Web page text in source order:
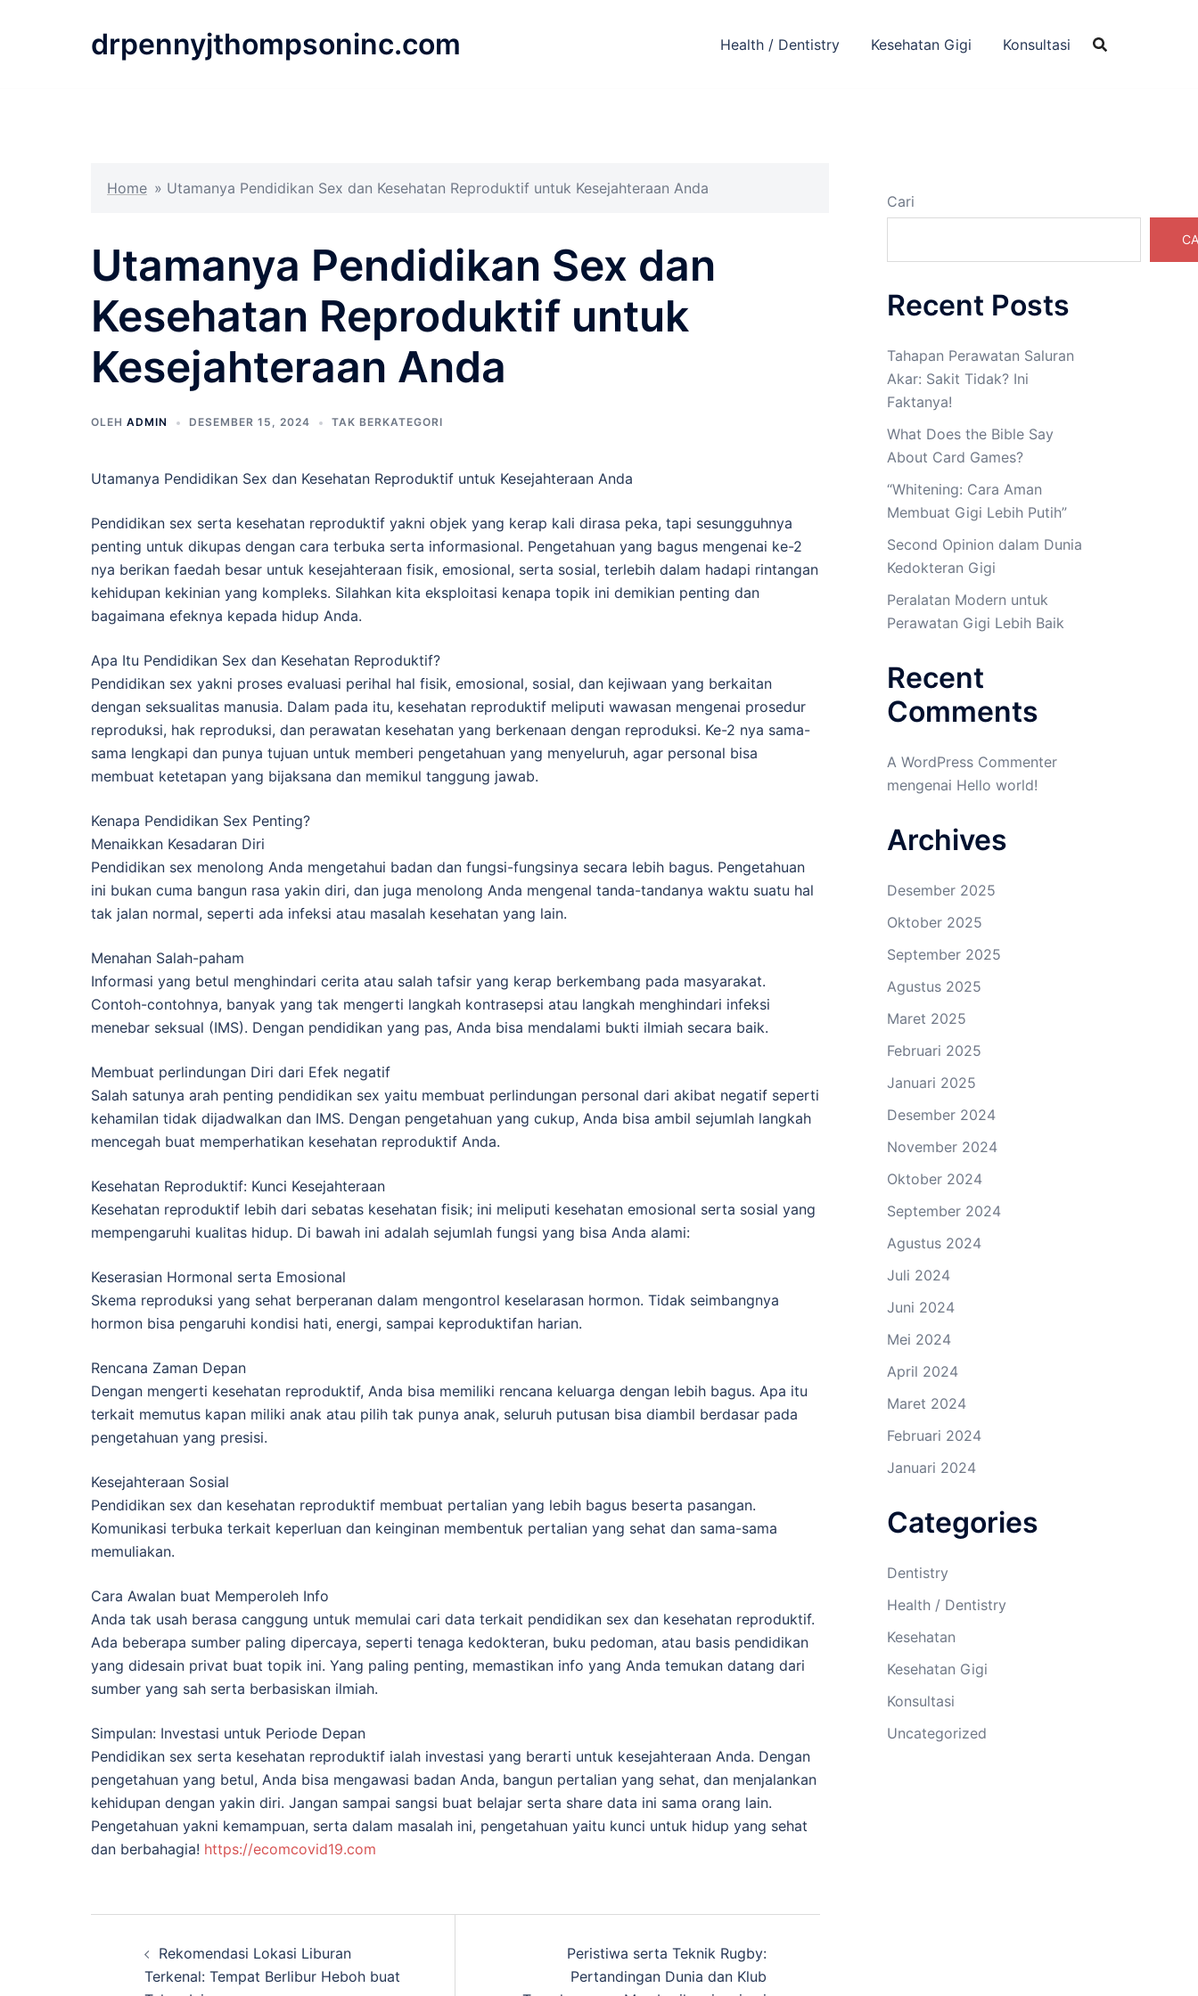
drpennyjthompsoninc.com Health / Dentistry Kesehatan Gigi Konsultasi
Home » Utamanya Pendidikan Sex dan Kesehatan Reproduktif untuk Kesejahteraan Anda
Utamanya Pendidikan Sex dan
Kesehatan Reproduktif untuk
Kesejahteraan Anda
OLEH ADMIN DESEMBER 15, 2024 TAK BERKATEGORI
Utamanya Pendidikan Sex dan Kesehatan Reproduktif untuk Kesejahteraan Anda
Pendidikan sex serta kesehatan reproduktif yakni objek yang kerap kali dirasa peka, tapi sesungguhnya
penting untuk dikupas dengan cara terbuka serta informasional. Pengetahuan yang bagus mengenai ke-2
nya berikan faedah besar untuk kesejahteraan fisik, emosional, serta sosial, terlebih dalam hadapi rintangan
kehidupan kekinian yang kompleks. Silahkan kita eksploitasi kenapa topik ini demikian penting dan
bagaimana efeknya kepada hidup Anda.
Apa Itu Pendidikan Sex dan Kesehatan Reproduktif?
Pendidikan sex yakni proses evaluasi perihal hal fisik, emosional, sosial, dan kejiwaan yang berkaitan
dengan seksualitas manusia. Dalam pada itu, kesehatan reproduktif meliputi wawasan mengenai prosedur
reproduksi, hak reproduksi, dan perawatan kesehatan yang berkenaan dengan reproduksi. Ke-2 nya sama-
sama lengkapi dan punya tujuan untuk memberi pengetahuan yang menyeluruh, agar personal bisa
membuat ketetapan yang bijaksana dan memikul tanggung jawab.
Kenapa Pendidikan Sex Penting?
Menaikkan Kesadaran Diri
Pendidikan sex menolong Anda mengetahui badan dan fungsi-fungsinya secara lebih bagus. Pengetahuan
ini bukan cuma bangun rasa yakin diri, dan juga menolong Anda mengenal tanda-tandanya waktu suatu hal
tak jalan normal, seperti ada infeksi atau masalah kesehatan yang lain.
Menahan Salah-paham
Informasi yang betul menghindari cerita atau salah tafsir yang kerap berkembang pada masyarakat.
Contoh-contohnya, banyak yang tak mengerti langkah kontrasepsi atau langkah menghindari infeksi
menebar seksual (IMS). Dengan pendidikan yang pas, Anda bisa mendalami bukti ilmiah secara baik.
Membuat perlindungan Diri dari Efek negatif
Salah satunya arah penting pendidikan sex yaitu membuat perlindungan personal dari akibat negatif seperti
kehamilan tidak dijadwalkan dan IMS. Dengan pengetahuan yang cukup, Anda bisa ambil sejumlah langkah
mencegah buat memperhatikan kesehatan reproduktif Anda.
Kesehatan Reproduktif: Kunci Kesejahteraan
Kesehatan reproduktif lebih dari sebatas kesehatan fisik; ini meliputi kesehatan emosional serta sosial yang
mempengaruhi kualitas hidup. Di bawah ini adalah sejumlah fungsi yang bisa Anda alami:
Keserasian Hormonal serta Emosional
Skema reproduksi yang sehat berperanan dalam mengontrol keselarasan hormon. Tidak seimbangnya
hormon bisa pengaruhi kondisi hati, energi, sampai keproduktifan harian.
Rencana Zaman Depan
Dengan mengerti kesehatan reproduktif, Anda bisa memiliki rencana keluarga dengan lebih bagus. Apa itu
terkait memutus kapan miliki anak atau pilih tak punya anak, seluruh putusan bisa diambil berdasar pada
pengetahuan yang presisi.
Kesejahteraan Sosial
Pendidikan sex dan kesehatan reproduktif membuat pertalian yang lebih bagus beserta pasangan.
Komunikasi terbuka terkait keperluan dan keinginan membentuk pertalian yang sehat dan sama-sama
memuliakan.
Cara Awalan buat Memperoleh Info
Anda tak usah berasa canggung untuk memulai cari data terkait pendidikan sex dan kesehatan reproduktif.
Ada beberapa sumber paling dipercaya, seperti tenaga kedokteran, buku pedoman, atau basis pendidikan
yang didesain privat buat topik ini. Yang paling penting, memastikan info yang Anda temukan datang dari
sumber yang sah serta berbasiskan ilmiah.
Simpulan: Investasi untuk Periode Depan
Pendidikan sex serta kesehatan reproduktif ialah investasi yang berarti untuk kesejahteraan Anda. Dengan
pengetahuan yang betul, Anda bisa mengawasi badan Anda, bangun pertalian yang sehat, dan menjalankan
kehidupan dengan yakin diri. Jangan sampai sangsi buat belajar serta share data ini sama orang lain.
Pengetahuan yakni kemampuan, serta dalam masalah ini, pengetahuan yaitu kunci untuk hidup yang sehat
dan berbahagia! https://ecomcovid19.com
TulisanRekomendasi Lokasi Liburan
Terkenal: Tempat Berlibur Heboh buat
Peristiwa serta Teknik Rugby:
Pertandingan Dunia dan Klub
Cari
Recent Posts
Tahapan Perawatan Saluran
Akar: Sakit Tidak? Ini
Faktanya!
What Does the Bible Say
About Card Games?
“Whitening: Cara Aman
Membuat Gigi Lebih Putih”
Second Opinion dalam Dunia
Kedokteran Gigi
Peralatan Modern untuk
Perawatan Gigi Lebih Baik
Recent
Comments
A WordPress Commenter
mengenai Hello world!
Archives
Desember 2025
Oktober 2025
September 2025
Agustus 2025
Maret 2025
Februari 2025
Januari 2025
Desember 2024
November 2024
Oktober 2024
September 2024
Agustus 2024
Juli 2024
Juni 2024
Mei 2024
April 2024
Maret 2024
Februari 2024
Januari 2024
Categories
Dentistry
Health / Dentistry
Kesehatan
Kesehatan Gigi
Konsultasi
Uncategorized